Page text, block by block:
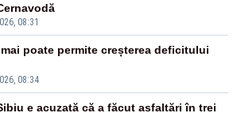
08:31
08:34
poate permite creșterea deficitului
e acuzată că a făcut asfaltări în trei